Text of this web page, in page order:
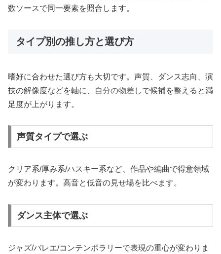
数ソースで同一要素を照合します。
タイプ別の推し方と選び方
嗜好に合わせた選び方も大切です。声質、ダンス志向、演
技の解像度などを軸に、
自分の物差しで候補を整えると満
足度が上がります。
声質タイプで選ぶ
クリア系/厚み系/ハスキー系など、作品や編曲で得意領域
が変わります。高音と低音の見せ場を比べます。
ダンス主体で選ぶ
ジャズ/バレエ/コンテンポラリーで表現の重心が変わりま